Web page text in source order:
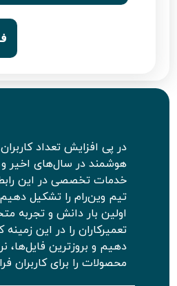
در پی افزایش تعداد
هوشمند در سال‌های اخیر و
خدمات تخصصی در این
تیم وین‌رام را تشکیل دهیم
اولین بار دانش و تجربه
تعمیرکاران را در این زمینه
دهیم و بروزترین فایل‌ها،
محصولات را برای کاربران